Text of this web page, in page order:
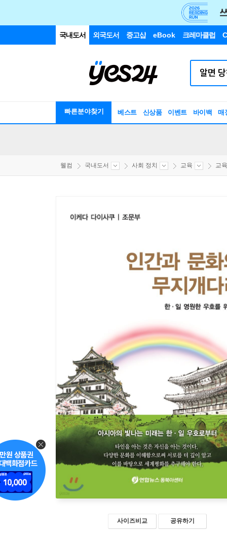
국내도서 외국도서 중고샵 eBook 크레마클럽
빠른분야찾기 베스트 신상품 이벤트 바이백 매
웰컴 국내도서 사회 정치 교육 교
사이즈비교 공유하기